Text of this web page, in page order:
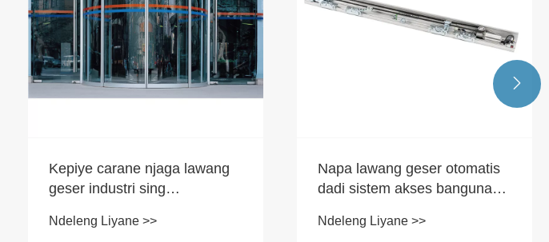
Kepiye carane njaga lawang
geser industri sing
Ndeleng Liyane >>
Napa lawang geser otomatis
dadi sistem akses bangunan
Ndeleng Liyane >>
